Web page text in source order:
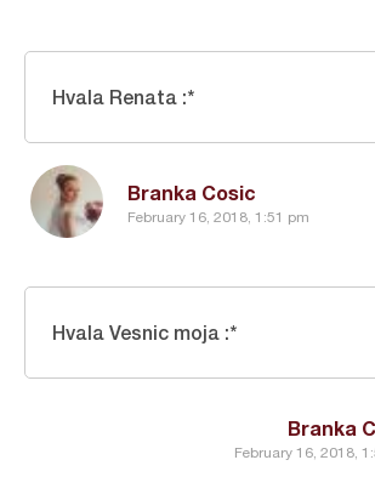
Branka Cosic
February 16, 2018, 1:51 pm
Hvala Renata :*
Branka
February 16, 2018,
Hvala Vesnic moja :*